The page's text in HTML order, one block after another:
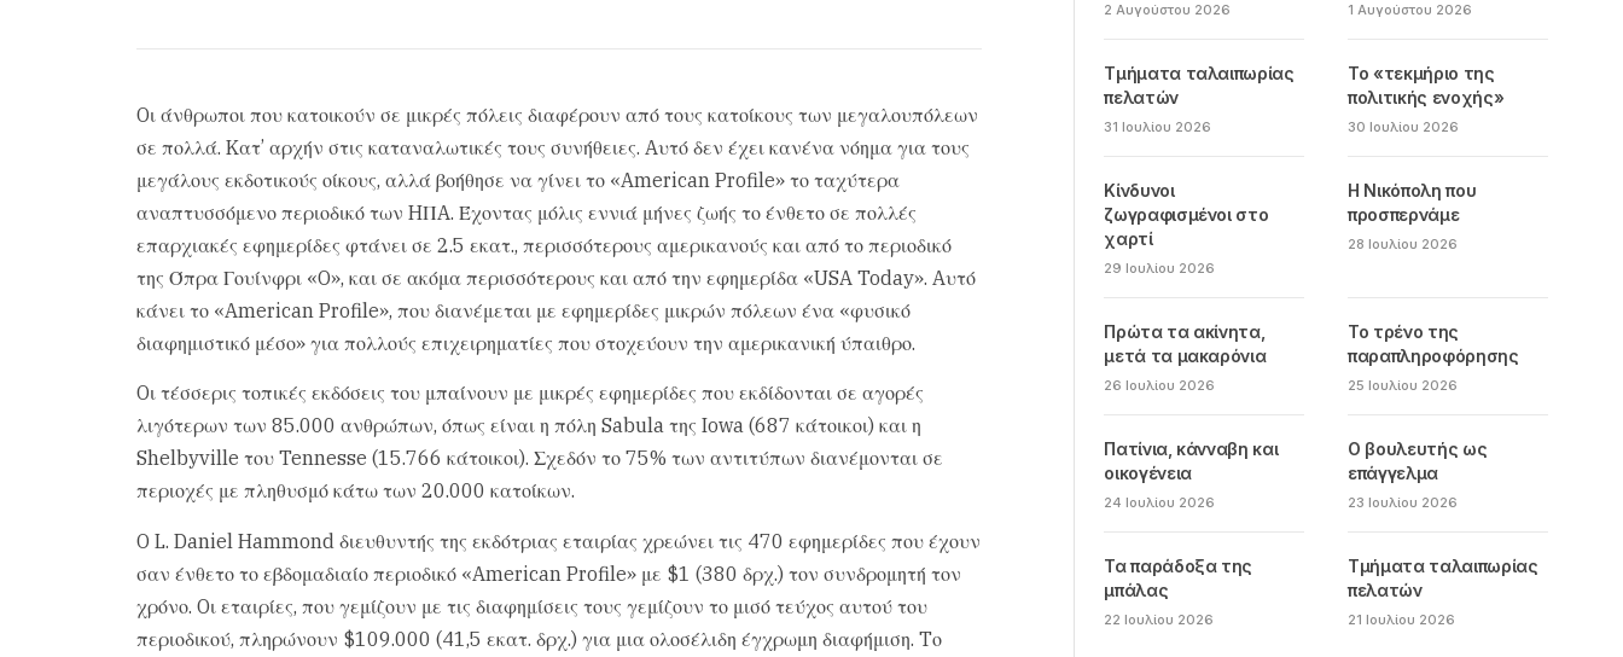
Oι άνθρωποι που κατοικούν σε μικρές πόλεις διαφέρουν από τους κατοίκους των μεγαλουπόλεων
σε πολλά. Kατ’ αρχήν στις καταναλωτικές τους συνήθειες. Aυτό δεν έχει κανένα νόημα για τους
μεγάλους εκδοτικούς οίκους, αλλά βοήθησε να γίνει το «American Profile» το ταχύτερα
αναπτυσσόμενο περιοδικό των HΠA. Έχοντας μόλις εννιά μήνες ζωής το ένθετο σε πολλές
επαρχιακές εφημερίδες φτάνει σε 2.5 εκατ., περισσότερους αμερικανούς και από το περιοδικό
της Όπρα Γουίνφρι «O», και σε ακόμα περισσότερους και από την εφημερίδα «USA Today». Aυτό
κάνει το «American Profile», που διανέμεται με εφημερίδες μικρών πόλεων ένα «φυσικό
διαφημιστικό μέσο» για πολλούς επιχειρηματίες που στοχεύουν την αμερικανική ύπαιθρο.
Oι τέσσερις τοπικές εκδόσεις του μπαίνουν με μικρές εφημερίδες που εκδίδονται σε αγορές
λιγότερων των 85.000 ανθρώπων, όπως είναι η πόλη Sabula της Iowa (687 κάτοικοι) και η
Shelbyville του Tennesse (15.766 κάτοικοι). Σχεδόν το 75% των αντιτύπων διανέμονται σε
περιοχές με πληθυσμό κάτω των 20.000 κατοίκων.
O L. Daniel Hammond διευθυντής της εκδότριας εταιρίας χρεώνει τις 470 εφημερίδες που έχουν
σαν ένθετο το εβδομαδιαίο περιοδικό «American Profile» με $1 (380 δρχ.) τον συνδρομητή τον
χρόνο. Oι εταιρίες, που γεμίζουν με τις διαφημίσεις τους γεμίζουν το μισό τεύχος αυτού του
περιοδικού, πληρώνουν $109.000 (41,5 εκατ. δρχ.) για μια ολοσέλιδη έγχρωμη διαφήμιση. Tο
2 Αυγούστου 2026 1 Αυγούστου 2026
Τμήματα ταλαιπωρίας
πελατών
31 Ιουλίου 2026
Το «τεκμήριο της
πολιτικής ενοχής»
30 Ιουλίου 2026
Κίνδυνοι
ζωγραφισμένοι στο
χαρτί
29 Ιουλίου 2026
Η Νικόπολη που
προσπερνάμε
28 Ιουλίου 2026
Πρώτα τα ακίνητα,
μετά τα μακαρόνια
26 Ιουλίου 2026
Το τρένο της
παραπληροφόρησης
25 Ιουλίου 2026
Πατίνια, κάνναβη και
οικογένεια
24 Ιουλίου 2026
Ο βουλευτής ως
επάγγελμα
23 Ιουλίου 2026
Τα παράδοξα της
μπάλας
22 Ιουλίου 2026
Τμήματα ταλαιπωρίας
πελατών
21 Ιουλίου 2026